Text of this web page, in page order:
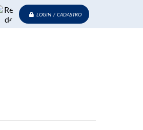
LOGIN / CADASTRO